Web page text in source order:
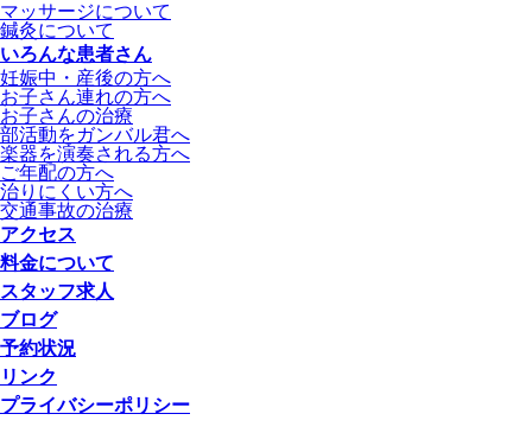
マッサージについて
鍼灸について
いろんな患者さん
妊娠中・産後の方へ
お子さん連れの方へ
お子さんの治療
部活動をガンバル君へ
楽器を演奏される方へ
ご年配の方へ
治りにくい方へ
交通事故の治療
アクセス
料金について
スタッフ求人
ブログ
予約状況
リンク
プライバシーポリシー